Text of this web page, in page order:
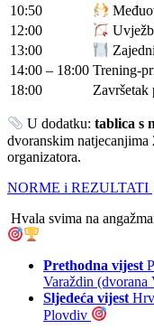
10:50
12:00
13:00
14:00 – 18:00 Trening-
18:00
Završetak
U dodatku:tablica s
dvoranskim
organizatora.
NORME i REZULTATI
Hvala svima na
Prethodna vijest
Varaždin
Sljedeća vijest
Plovdiv